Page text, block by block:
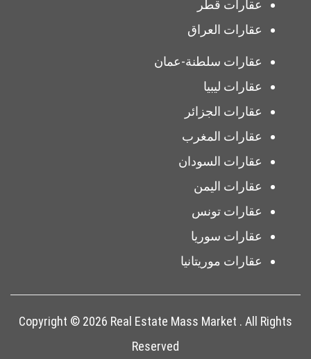
عقارات قطر
عقارات العراق
عقارات سلطنة-عمان
عقارات ليبيا
عقارات الجزائر
عقارات المغرب
عقارات السودان
عقارات اليمن
عقارات تونس
عقارات سوريا
عقارات موريتانيا
Copyright © 2026 Real Estate Mass Market . All Rights
Reserved